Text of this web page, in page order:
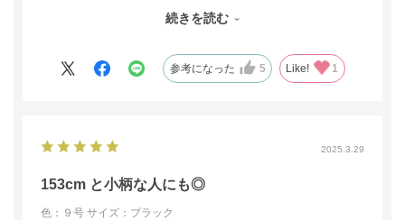
サイズはいつも9号を着ていますが、こちらは7号の方が自分には
続きを読む
参考になった 5 Like! 1
2025.3.29
153cm と小柄な人にも◎
色：９号 サイズ：ブラック